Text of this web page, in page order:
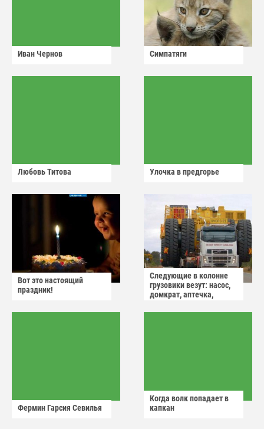
Иван Чернов Симпатяги
Любовь Титова Улочка в предгорье
Вот это настоящий
праздник!
Следующие в колонне
грузовики везут: насос,
домкрат, аптечка,
Фермин Гарсия Севилья
Когда волк попадает в
капкан